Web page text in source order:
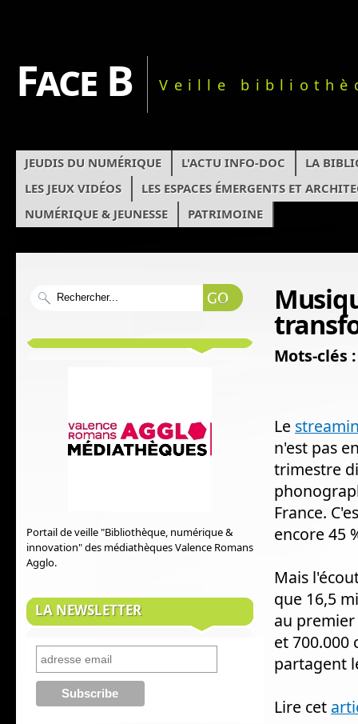
Face B Veille
JEUDIS DU NUMÉRIQUE L'ACTU INFO-DOC
LA
LES JEUX VIDÉOS
LES ESPACES ÉMERGENTS ET
NUMÉRIQUE & JEUNESSE
PATRIMOINE
Mots-clés :
Le
n'est pas
trimestre
France.
encore 45
Mais
que 16,5
au
et 700.000
partagent
Lire cet
Portail de veille "Bibliothèque, numérique &
innovation" des médiathèques Valence Romans
Agglo.
LA NEWSLETTER